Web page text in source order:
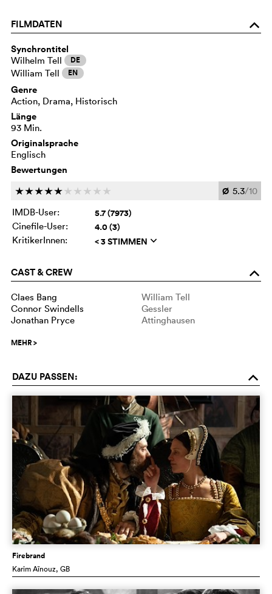
FILMDATEN o
Synchrontitel
Wilhelm Tell DE
William Tell EN
Genre
Action, Drama, Historisch
Länge
93 Min.
Originalsprache
Englisch
Bewertungen
ccccc c c c c c Ø 5.3/10
IMDB-User:
5.7 (7973)
Cinefile-User: 4.0 (3)
KritikerInnen: < 3 STIMMEN q
CAST & CREW o
Claes Bang
William Tell
Connor Swindells
Gessler
Jonathan Pryce
Attinghausen
MEHR>
DAZU PASSEN: o
Firebrand
Karim Aïnouz, GB